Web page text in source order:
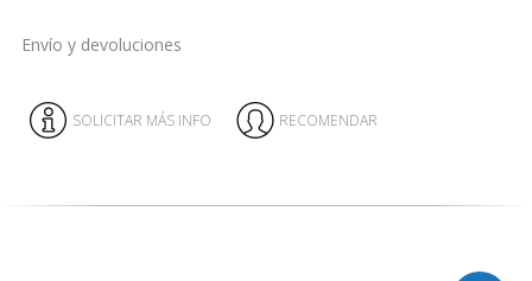
Envío y devoluciones
SOLICITAR MÁS INFO RECOMENDAR